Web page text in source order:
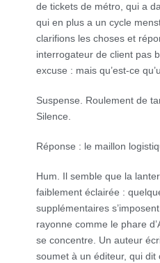
de tickets de métro, qui a
qui en plus a un cycle
clarifions les choses et
interrogateur de client pas
excuse : mais qu’est-ce
Suspense. Roulement de
Silence.
Réponse : le maillon
Hum. Il semble que la
faiblement éclairée :
supplémentaires
rayonne comme le phare
se concentre. Un auteur
soumet à un éditeur, qui dit